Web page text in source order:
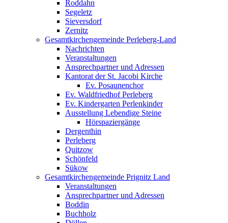
Roddahn
Segeletz
Sieversdorf
Zernitz
Gesamtkirchengemeinde Perleberg-Land
Nachrichten
Veranstaltungen
Ansprechpartner und Adressen
Kantorat der St. Jacobi Kirche
Ev. Posaunenchor
Ev. Waldfriedhof Perleberg
Ev. Kindergarten Perlenkinder
Ausstellung Lebendige Steine
Hörspaziergänge
Dergenthin
Perleberg
Quitzow
Schönfeld
Sükow
Gesamtkirchengemeinde Prignitz Land
Veranstaltungen
Ansprechpartner und Adressen
Boddin
Buchholz